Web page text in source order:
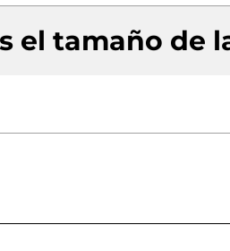
el tamaño de